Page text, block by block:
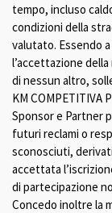
tempo, incluso
condizioni della
valutato. Essendo
l’accettazione
di nessun altro,
KM COMPETITIVA
Sponsor e Partner
futuri reclami o
sconosciuti,
accettata
di partecipazione
Concedo inoltre la